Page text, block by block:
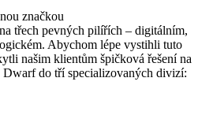
značkou
třech pevných pilířích – digitálním,
Abychom lépe vystihli tuto
našim klientům špičková řešení na
do tří specializovaných divizí: